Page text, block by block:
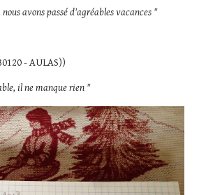
avons passé d'agréables vacances "
- AULAS))
il ne manque rien "